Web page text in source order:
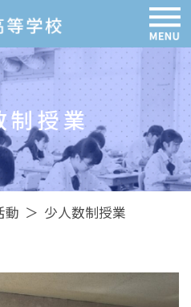
制授業
動 ＞ 少人数制授業